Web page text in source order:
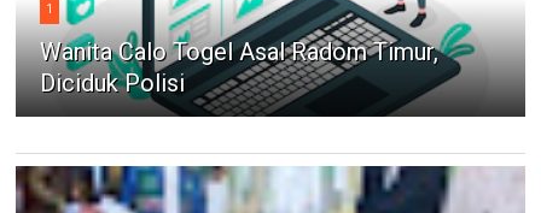
1
Wanita Calo Togel Asal Radom Timur,
Diciduk Polisi